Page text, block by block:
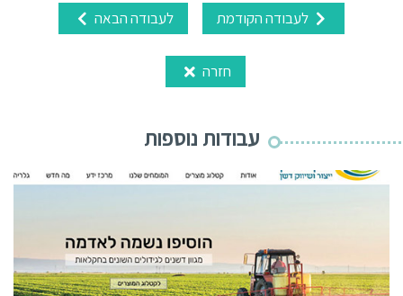
לעבודה הבאה
חזרה
עבודות נוספות